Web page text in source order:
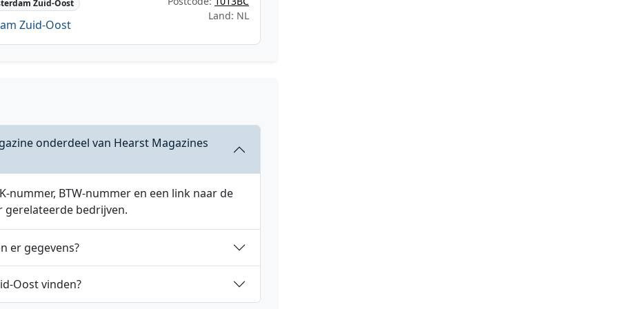
Zuid-Oost
Zuid-Oost
Land: NL
onderdeel van Hearst Magazines
nummer, BTW-nummer en een link naar de
gerelateerde bedrijven.
er gegevens?
Oost vinden?